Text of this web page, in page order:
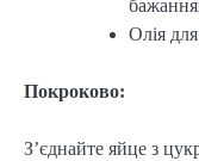
Олія
Покроково:
З’єднайте яйце з